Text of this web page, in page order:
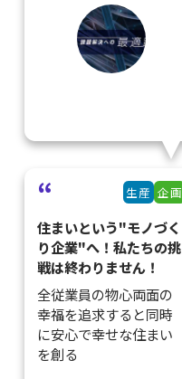
生産 企画
住まいという"モノづく
り企業"へ！私たちの挑
戦は終わりません！
全従業員の物心両面の
幸福を追求すると同時
に安心で幸せな住まい
を創る